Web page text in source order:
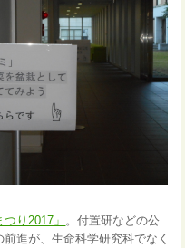
り2017」 。付置研などの公
進が、生命科学研究科でなく